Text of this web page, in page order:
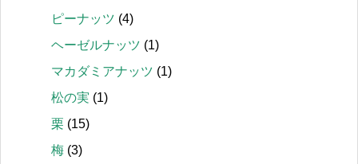
ピーナッツ (4)
ヘーゼルナッツ (1)
マカダミアナッツ (1)
松の実 (1)
栗 (15)
梅 (3)